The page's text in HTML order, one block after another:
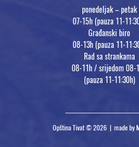
ponedeljak – petak
07-15h (pauza 11-
Građanski biro
08-13h (pauza 11-
Rad sa strankama
08-11h / srijedom 08-
(pauza 11-11:30h)
Opština Tivat © 2026 | made by